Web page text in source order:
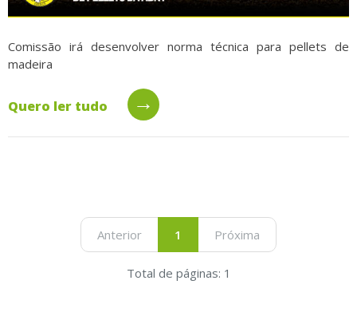
Comissão irá desenvolver norma técnica para pellets de
madeira
Quero ler tudo →
Anterior 1 Próxima
Total de páginas: 1